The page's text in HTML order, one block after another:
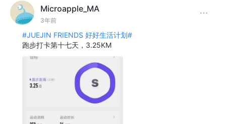
Microapple_MA
3年前
#JUEJIN FRIENDS 好好生活计划#
跑步打卡第十七天，3.25KM